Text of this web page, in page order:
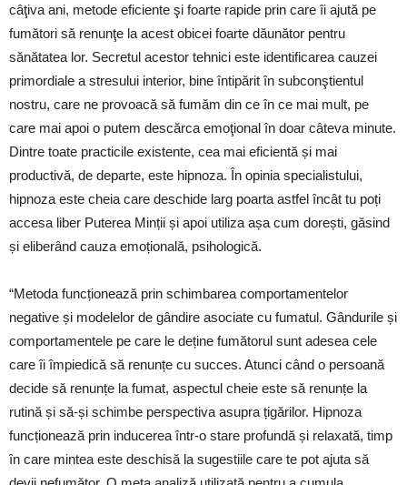
câţiva ani, metode eficiente şi foarte rapide prin care îi ajută pe
fumători să renunţe la acest obicei foarte dăunător pentru
sănătatea lor. Secretul acestor tehnici este identificarea cauzei
primordiale a stresului interior, bine întipărit în subconştientul
nostru, care ne provoacă să fumăm din ce în ce mai mult, pe
care mai apoi o putem descărca emoţional în doar câteva minute.
Dintre toate practicile existente, cea mai eficientă și mai
productivă, de departe, este hipnoza. În opinia specialistului,
hipnoza este cheia care deschide larg poarta astfel încât tu poți
accesa liber Puterea Minții și apoi utiliza așa cum dorești, găsind
și eliberând cauza emoțională, psihologică.
“Metoda funcționează prin schimbarea comportamentelor
negative și modelelor de gândire asociate cu fumatul. Gândurile și
comportamentele pe care le deține fumătorul sunt adesea cele
care îi împiedică să renunțe cu succes. Atunci când o persoană
decide să renunțe la fumat, aspectul cheie este să renunțe la
rutină și să-și schimbe perspectiva asupra țigărilor. Hipnoza
funcționează prin inducerea într-o stare profundă și relaxată, timp
în care mintea este deschisă la sugestiile care te pot ajuta să